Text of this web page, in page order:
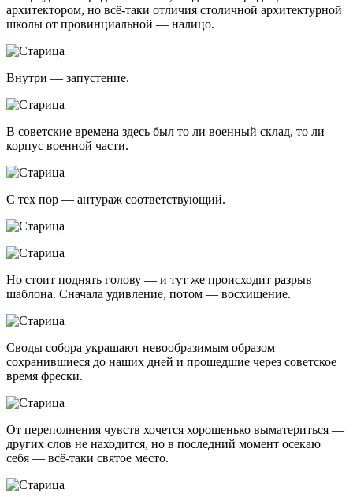
архитектором, но всё-таки отличия столичной архитектурной
школы от провинциальной — налицо.
Внутри — запустение.
В советские времена здесь был то ли военный склад, то ли
корпус военной части.
С тех пор — антураж соответствующий.
Но стоит поднять голову — и тут же происходит разрыв
шаблона. Сначала удивление, потом — восхищение.
Своды собора украшают невообразимым образом
сохранившиеся до наших дней и прошедшие через советское
время фрески.
От переполнения чувств хочется хорошенько выматериться —
других слов не находится, но в последний момент осекаю
себя — всё-таки святое место.